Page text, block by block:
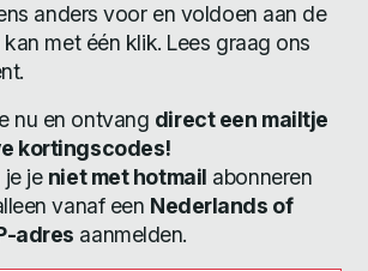
anders voor en voldoen aan de
met één klik. Lees graag ons
.
nu en ontvang direct een mailtje
kortingscodes!
je je niet met hotmail abonneren
vanaf een Nederlands of
adres aanmelden.